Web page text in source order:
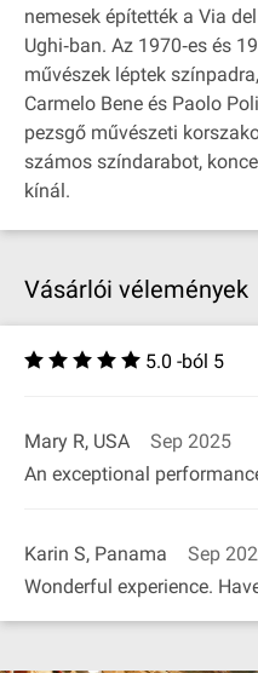
nemesek építették a Via
Ughi‐ban. Az 1970‐es és
művészek léptek
Carmelo Bene és Paolo
pezsgő művészeti
számos színdarabot,
kínál.
Vásárlói vélemények
5.0 -ból 5
Mary R, USA
Sep 2025
An exceptional
Karin S, Panama
Sep
Wonderful experience.